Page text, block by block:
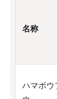
名称
ハマボウ